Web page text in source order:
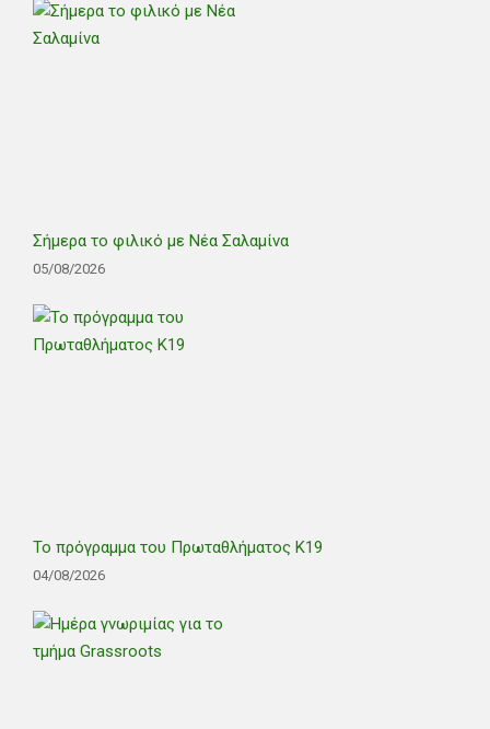
Σήμερα το φιλικό με Νέα Σαλαμίνα
05/08/2026
Το πρόγραμμα του Πρωταθλήματος Κ19
04/08/2026